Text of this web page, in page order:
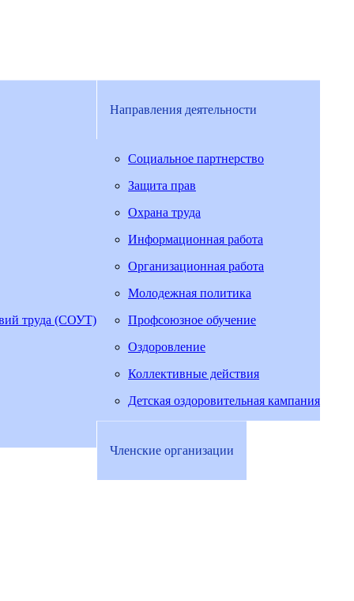
труда (СОУТ)
Направления деятельности
Социальное партнерство
Защита прав
Охрана труда
Информационная работа
Организационная работа
Молодежная политика
Профсоюзное обучение
Оздоровление
Коллективные действия
Детская оздоровительная кампания
Членские организации